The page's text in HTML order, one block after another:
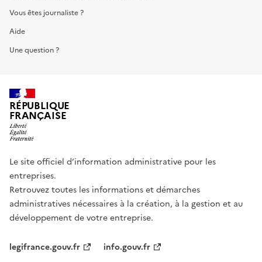
Vous êtes journaliste ?
Aide
Une question ?
RÉPUBLIQUE
FRANÇAISE
Le site officiel d’information administrative pour les
entreprises.
Retrouvez toutes les informations et démarches
administratives nécessaires à la création, à la gestion et au
développement de votre entreprise.
legifrance.gouv.fr info.gouv.fr